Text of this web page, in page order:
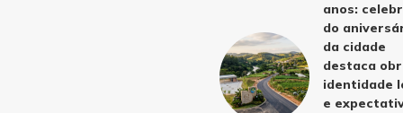
anos:
do
da cidade
destaca
identidade
e